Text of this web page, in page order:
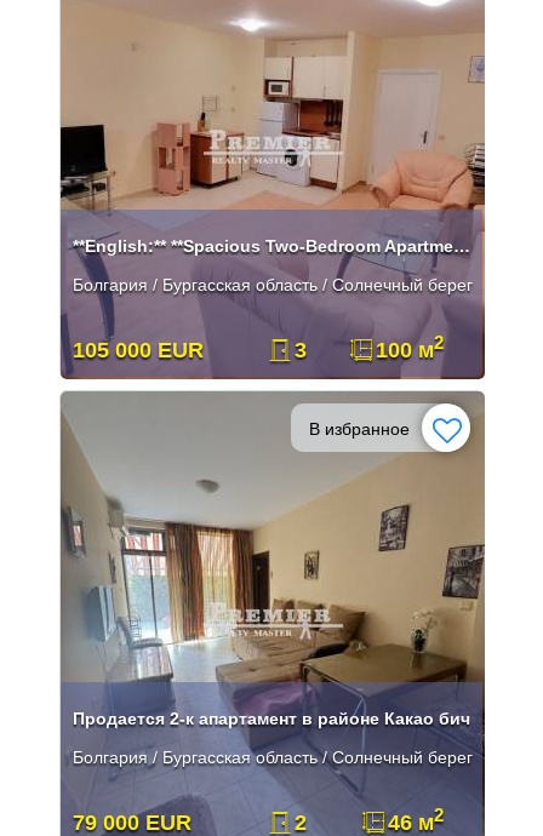
**English:** **Spacious Two-Bedroom Apartment in the Southern Part of
Болгария / Бургасская область / Солнечный берег
105 000 EUR 3 100 м2
В избранное
Продается 2-к апартамент в районе Какао бич
Болгария / Бургасская область / Солнечный берег
79 000 EUR 2 46 м2